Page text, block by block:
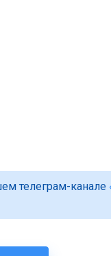
телеграм-канале